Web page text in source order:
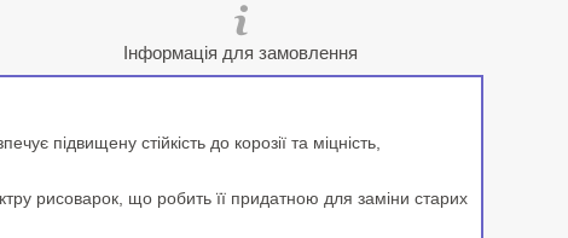
Інформація для замовлення
підвищену стійкість до корозії та міцність,
рисоварок, що робить її придатною для заміни старих